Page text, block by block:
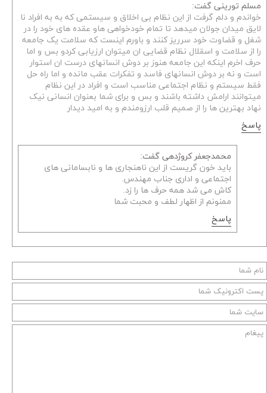
مسلم تورینی گفت:
خواندم و دلم گرفت از این نظام بی اخلاق و سیستمی که به به افراد نا
لایق میدان جولان میدهد تا تمام خودخواهی هاو عقده های خود را در
شغل و قضاوت خود سرریز کنند و باورم اینست که سلامت یک جامعه
را از سلامت و اسقلال نظام قضایی ان میتوان ارزیابی کردو بس و اما
حرف اخرم اینکه این جامعه هنوز بر دوش انسانهای درست ان استوار
است و نه بر دوش انسانهای فاسد و تفکرات عقب مانده و اما راه حل
فقط سیستم و نظام اجتماعی مناسب است و افراد در این نظام
میتوانند ارامش داشته باشند و بس و برای شما بعنوان انسانی نیک
نهاد بهترین ها را از صمیم قلب ارزومندم و به امید دیدار
پاسخ
محمدجعفر کروژدهی گفت:
باید خون گریست از این ناهنجاری ها و نابسامانی های
اجتماعی و اداری جناب مهندس.
کاش می شد همه حرف ها را زد.
ممنونم از اظهار لطف و محبت شما
پاسخ